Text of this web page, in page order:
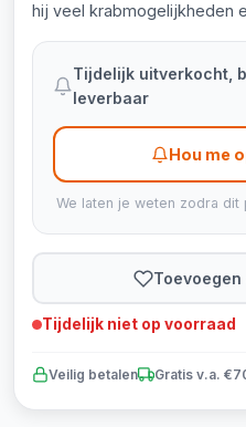
hij veel krabmogelijkheden
Tijdelijk uitverkocht,
leverbaar
Hou me
We laten je weten zodra
Tijdelijk niet op voorraad
Veilig betalen Gratis v.a.